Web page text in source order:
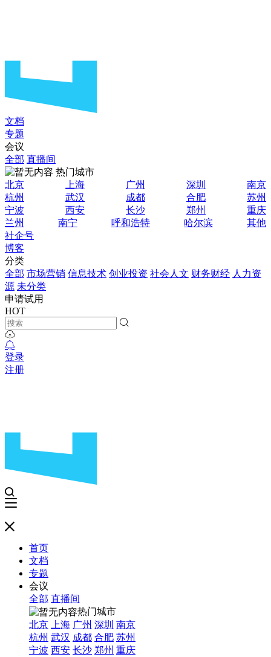
文档
专题
会议
全部 直播间
热门城市
北京
上海 广州 深圳
南京
杭州
武汉 成都 合肥
苏州
宁波
西安 长沙 郑州
重庆
兰州
南宁 呼和浩特 哈尔滨
其他
社企号
博客
分类
全部 市场营销 信息技术 创业投资 社会人文 财务财经 人力资
源 未分类
申请试用
HOT
登录
注册
首页
文档
专题
会议
全部 直播间
热门城市
北京
上海 广州 深圳 南京
杭州 武汉 成都 合肥 苏州
宁波 西安 长沙 郑州 重庆